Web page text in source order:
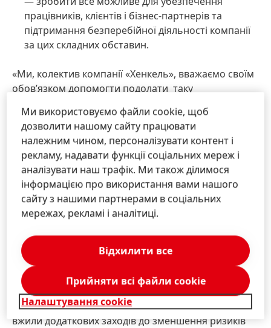
працівників, клієнтів і бізнес-партнерів та
підтримання безперебійної діяльності компанії
за цих складних обставин.
«Ми, колектив компанії «Хенкель», вважаємо своїм
обов’язком допомогти подолати таку
цінностями ми маємо намір зробити свій внесок у
цю справу завдяки реалізації комплексної
глобальної програми солідарності, — зазначив
Карстен Кнобель, голова правління Ради
директорів компанії «Хенкель». — Ми згуртувалися
у боротьбі з пандемією і прагнемо захистити
наших працівників і зберегти їхні робочі місця,
допомагаємо нашим клієнтам і надаємо підтримку
громадам, у яких ми здійснюємо свою діяльність.
Я також хочу висловити подяку нашим
антикризовим командам глобального та місцевого
рівня, які активно діяли від самого початку
поширення коронавірусної інфекції в Китаї. Ми
вжили додаткових заходів до зменшення ризиків
Ми використовуємо файли cookie, щоб
дозволити нашому сайту працювати
належним чином, персоналізувати контент і
рекламу, надавати функції соціальних мереж і
аналізувати наш трафік. Ми також ділимося
інформацією про використання вами нашого
сайту з нашими партнерами в соціальних
мережах, рекламі і аналітиці.
Налаштування cookie
Відхилити все
Прийняти всі файли сookie